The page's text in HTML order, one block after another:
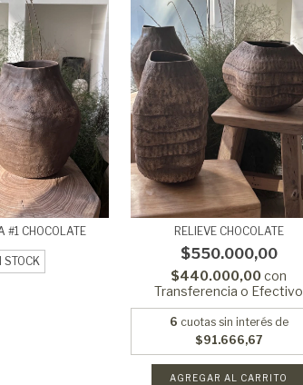
#1 CHOCOLATE
STOCK
RELIEVE CHOCOLATE
$550.000,00
$440.000,00con
Transferencia o Efectivo
6 cuotas sin interés de
$91.666,67
AGREGAR AL CARRITO